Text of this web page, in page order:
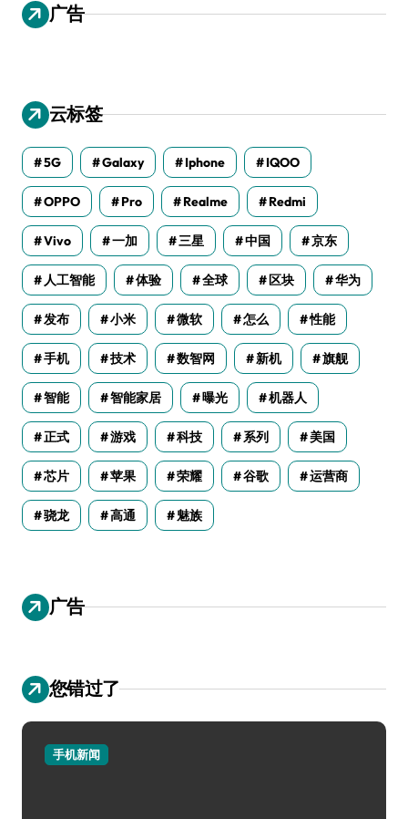
广告
云标签
5G Galaxy Iphone IQOO
OPPO Pro Realme Redmi
Vivo 一加 三星 中国 京东
人工智能 体验 全球 区块 华为
发布 小米 微软 怎么 性能
手机 技术 数智网 新机 旗舰
智能 智能家居 曝光 机器人
正式 游戏 科技 系列 美国
芯片 苹果 荣耀 谷歌 运营商
骁龙 高通 魅族
广告
您错过了
手机新闻